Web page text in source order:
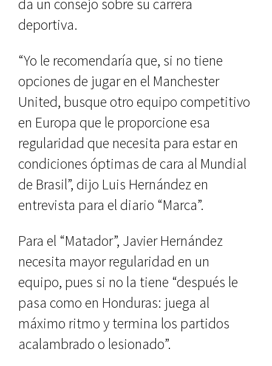
da un consejo sobre su carrera
deportiva.
“Yo le recomendaría que, si no tiene
opciones de jugar en el Manchester
United, busque otro equipo competitivo
en Europa que le proporcione esa
regularidad que necesita para estar en
condiciones óptimas de cara al Mundial
de Brasil”, dijo Luis Hernández en
entrevista para el diario “Marca”.
Para el “Matador”, Javier Hernández
necesita mayor regularidad en un
equipo, pues si no la tiene “después le
pasa como en Honduras: juega al
máximo ritmo y termina los partidos
acalambrado o lesionado”.